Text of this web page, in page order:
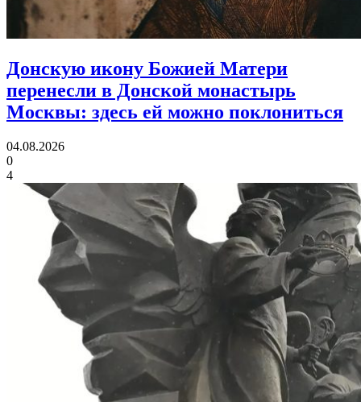
Донскую икону Божией Матери
перенесли в Донской монастырь
Москвы: здесь ей можно поклониться
04.08.2026
0
4